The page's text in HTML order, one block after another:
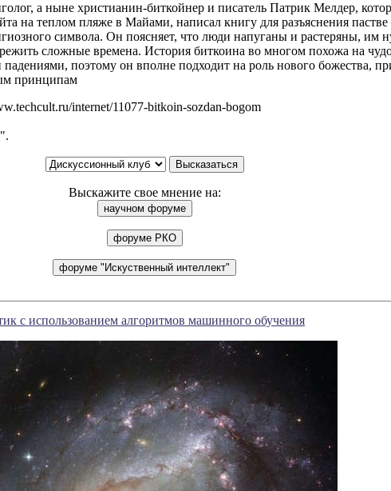
а ныне христианин-биткойнер и писатель Патрик Мелдер,
на теплом пляже в Майами, написал книгу для разъяснения пастве
символа. Он поясняет, что люди напуганы и растеряны, им
сложные времена. История биткоина во многом похожа на
поэтому он вполне подходит на роль нового божества,
принципам
internet/11077-bitkoin-sozdan-bogom
".
Выскажите свое мнение на:
с использованием алгоритмов машинного обучения